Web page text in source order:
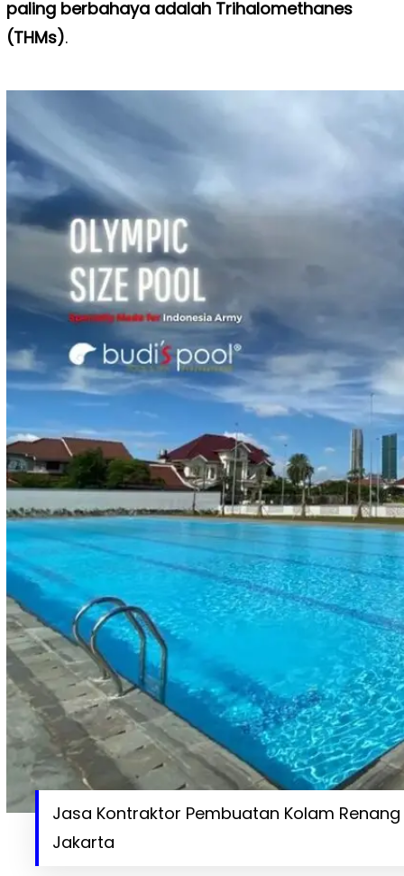
paling berbahaya adalah Trihalomethanes
(THMs).
Jasa Kontraktor Pembuatan Kolam
Jakarta